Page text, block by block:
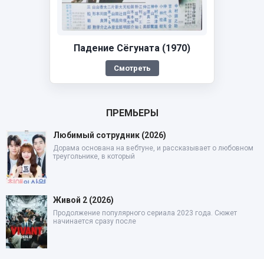
Падение Сёгуната (1970)
Смотреть
ПРЕМЬЕРЫ
Любимый сотрудник (2026)
Дорама основана на вебтуне, и рассказывает о любовном
треугольнике, в который
Живой 2 (2026)
Продолжение популярного сериала 2023 года. Сюжет
начинается сразу после